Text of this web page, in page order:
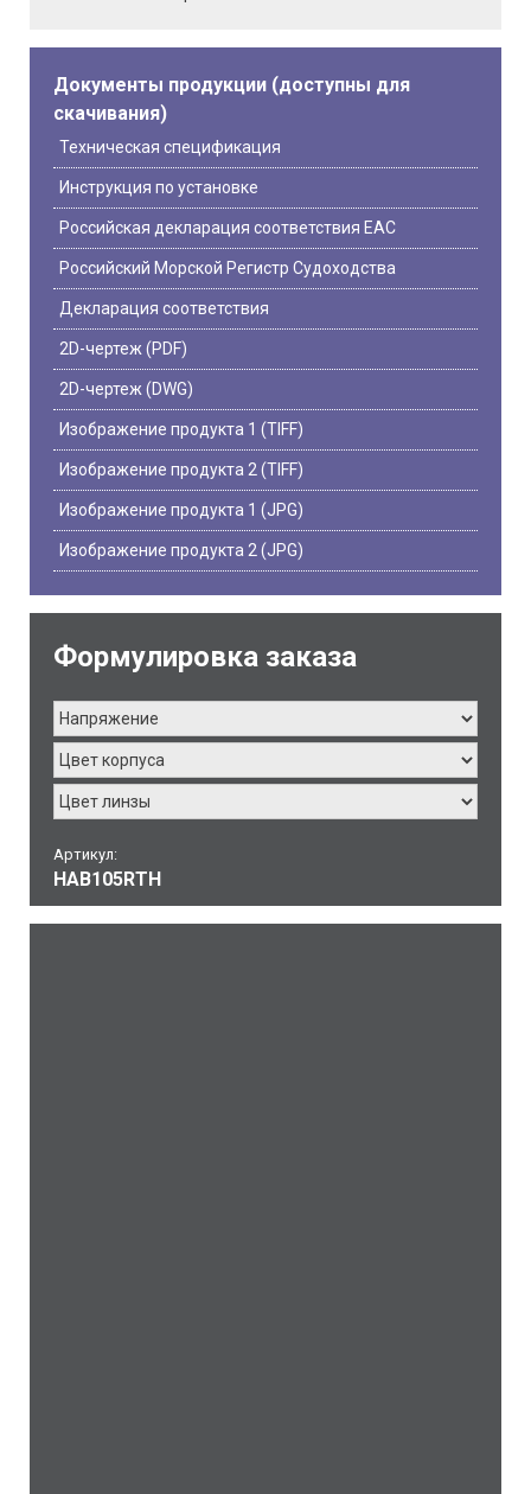
Документы продукции (доступны для
скачивания)
Техническая спецификация
Инструкция по установке
Российская декларация соответствия EAC
Российский Морской Регистр Судоходства
Декларация соответствия
2D-чертеж (PDF)
2D-чертеж (DWG)
Изображение продукта 1 (TIFF)
Изображение продукта 2 (TIFF)
Изображение продукта 1 (JPG)
Изображение продукта 2 (JPG)
Формулировка заказа
Артикул:
HAB105RTH